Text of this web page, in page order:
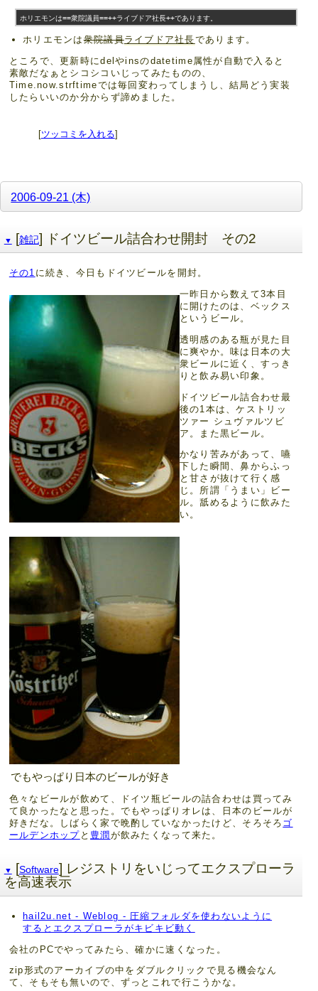
ホリエモンは==衆院議員==++ライブドア社長++であります。
ホリエモンは衆院議員ライブドア社長であります。
ところで、更新時にdelやinsのdatetime属性が自動で入ると
素敵だなぁとシコシコいじってみたものの、
Time.now.strftimeでは毎回変わってしまうし、結局どう実装
したらいいのか分からず諦めました。
[ツッコミを入れる]
2006-09-21 (木)
▼ [雑記] ドイツビール詰合わせ開封 その2
その1 に続き、今日もドイツビールを開封。
一昨日から数えて3本目
に開けたのは、ベックス
というビール。
透明感のある瓶が見た目
に爽やか。味は日本の大
衆ビールに近く、すっき
りと飲み易い印象。
ドイツビール詰合わせ最
後の1本は、ケストリッ
ツァー シュヴァルツビ
ア。また黒ビール。
かなり苦みがあって、嚥
下した瞬間、鼻からふっ
と甘さが抜けて行く感
じ。所謂「うまい」ビー
ル。舐めるように飲みた
い。
でもやっぱり日本のビールが好き
色々なビールが飲めて、ドイツ瓶ビールの詰合わせは買ってみ
て良かったなと思った。でもやっぱりオレは、日本のビールが
好きだな。しばらく家で晩酌していなかったけど、そろそろ ゴ
ールデンホップ と 豊潤 が飲みたくなって来た。
▼ [Software] レジストリをいじってエクスプローラ
を高速表示
hail2u.net - Weblog - 圧縮フォルダを使わないように
するとエクスプローラがキビキビ動く
会社のPCでやってみたら、確かに速くなった。
zip形式のアーカイブの中をダブルクリックで見る機会なん
て、そもそも無いので、ずっとこれで行こうかな。